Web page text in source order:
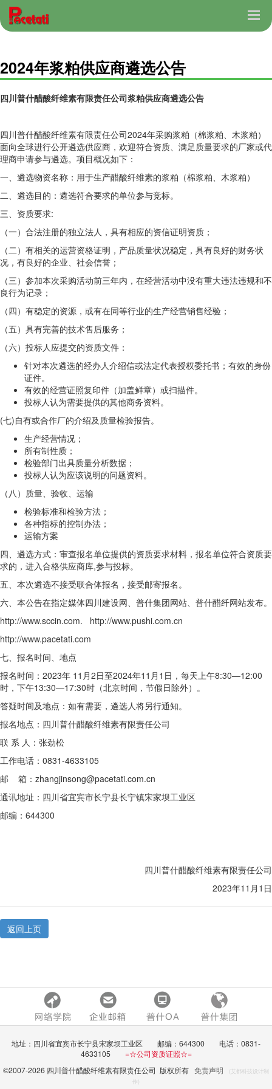
2024年浆粕供应商遴选公告
四川普什醋酸纤维素有限责任公司浆粕供应商遴选公告
四川普什醋酸纤维素有限责任公司2024年采购浆粕（棉浆粕、木浆粕）
面向全球进行公开遴选供应商，欢迎符合资质、满足质量要求的厂家或代
理商申请参与遴选。项目概况如下：
一、遴选物资名称：用于生产醋酸纤维素的浆粕（棉浆粕、木浆粕）
二、遴选目的：遴选符合要求的单位参与竞标。
三、资质要求:
（一）合法注册的独立法人，具有相应的资信证明资质；
（二）有相关的运营资格证明，产品质量状况稳定，具有良好的财务状
况，有良好的企业、社会信誉；
（三）参加本次采购活动前三年内，在经营活动中没有重大违法违规和不
良行为记录；
（四）有稳定的资源，或有在同等行业的生产经营销售经验；
（五）具有完善的技术售后服务；
（六）投标人应提交的资质文件：
针对本次遴选的经办人介绍信或法定代表授权委托书；有效的身份
证件。
有效的经营证照复印件（加盖鲜章）或扫描件。
投标人认为需要提供的其他商务资料。
(七)自有或合作厂的介绍及质量检验报告。
生产经营情况；
所有制性质；
检验部门出具质量分析数据；
投标人认为应该说明的问题资料。
（八）质量、验收、运输
检验标准和检验方法；
各种指标的控制办法；
运输方案
四、遴选方式：审查报名单位提供的资质要求材料，报名单位符合资质要
求的，进入合格供应商库,参与投标。
五、本次遴选不接受联合体报名，接受邮寄报名。
六、本公告在指定媒体四川建设网、普什集团网站、普什醋纤网站发布。
http://www.sccin.com. http://www.pushi.com.cn
http://www.pacetati.com
七、报名时间、地点
报名时间：2023年 11月2日至2024年11月1日，每天上午8:30—12:00
时，下午13:30—17:30时（北京时间，节假日除外）。
答疑时间及地点：如有需要，遴选人将另行通知。
报名地点：四川普什醋酸纤维素有限责任公司
联 系 人：张劲松
工作电话：0831-4633105
邮 箱： zhangjinsong@pacetati.com.cn
通讯地址：四川省宜宾市长宁县长宁镇宋家坝工业区
邮编：644300
四川普什醋酸纤维素有限责任公司
2023年11月1日
返回上页
地址：四川省宜宾市长宁县宋家坝工业区 邮编：644300 电话：0831-
4633105 =☆公司资质证照☆=
©2007-2026 四川普什醋酸纤维素有限责任公司 版权所有 免责声明
(艾都科技设计制
作)